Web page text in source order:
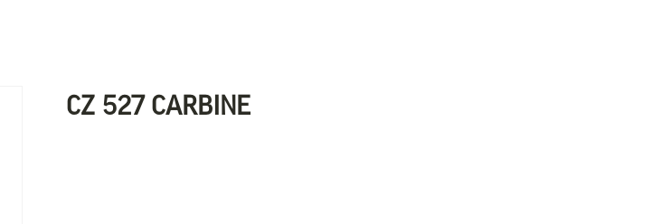
CZ 527 CARBINE